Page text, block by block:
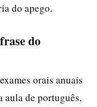
do apego.
do
orais anuais
aula de português,